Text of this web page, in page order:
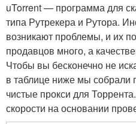
uTorrent — программа для
типа Рутрекера и Рутора.
возникают проблемы, и их
продавцов много, а
Чтобы вы бесконечно не
в таблице ниже мы собрали
чистые прокси для
скорости на основании